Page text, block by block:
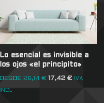
Lo esencial es invisible a
los ojos «el principito»
DESDE 26,14€ 17,42€ IVA
INCL